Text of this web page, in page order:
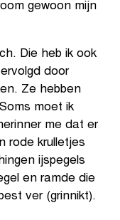
gewoon mijn
Die heb ik ook
door
Ze hebben
moet ik
me dat er
rode krulletjes
ijspegels
en ramde die
ver (grinnikt).